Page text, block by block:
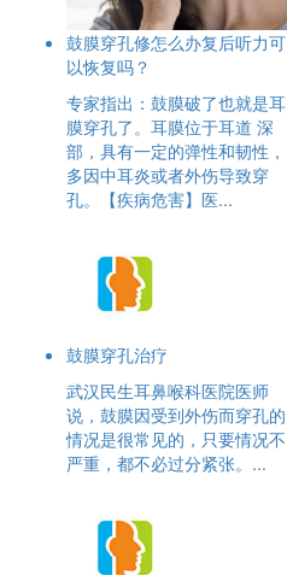
鼓膜穿孔修怎么办复后听力可
以恢复吗？
专家指出：鼓膜破了也就是耳
膜穿孔了。耳膜位于耳道 深
部，具有一定的弹性和韧性，
多因中耳炎或者外伤导致穿
孔。【疾病危害】医...
鼓膜穿孔治疗
武汉民生耳鼻喉科医院医师
说，鼓膜因受到外伤而穿孔的
情况是很常见的，只要情况不
严重，都不必过分紧张。...